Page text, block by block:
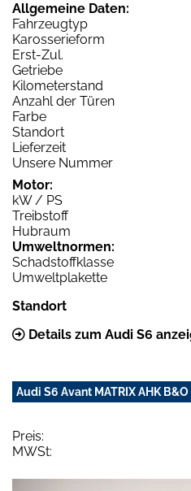
Allgemeine Daten:
Fahrzeugtyp
Karosserieform
Erst-Zul.
Getriebe
Kilometerstand
Anzahl der Türen
Farbe
Standort
Lieferzeit
Unsere Nummer
Motor:
kW / PS
Treibstoff
Hubraum
Umweltnormen:
Schadstoffklasse
Umweltplakette
Standort
Details zum Audi S6
Audi S6 Avant MATRIX AHK
Preis:
MWSt: